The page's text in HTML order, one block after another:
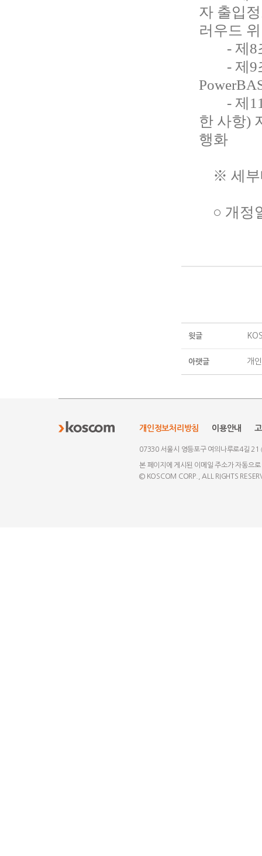
자 출입
러우드
- 제8조
- 제9조
- 제11
한 사항)
행화
※ 세부
○ 개정
윗글
아랫글 개
개인정보처리방침 이용안내
07330 서울시 영등포구 여의나루로4길 21
본 페이지에 게시된 이메일 주소가 자동으
© KOSCOM CORP., ALL RIGHTS